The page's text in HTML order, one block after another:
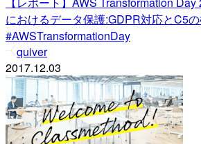
におけるデータ保護:GDPR対応とC5
#AWSTransformationDay
quiver
2017.12.03